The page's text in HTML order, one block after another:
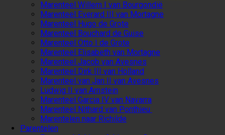
Marenteel Willem I van Bourgondië
Marenteel Everard III van Mortagne
Marenteel Hugo de Grote
Marenteel Bouchard de Guise
Marenteel Otto I de Grote
Marenteel Elisabeth van Mortagne
Marenteel Jacob van Avesnes
Marenteel Dirk III van Holland
Marenteel van Jan II van Avesnes
Ludwig II van Arnstein
Marenteel Garcia IV van Navarra
Marenteel Nithard van Ponthieu
Marentelen naar Richilde
Parentelen